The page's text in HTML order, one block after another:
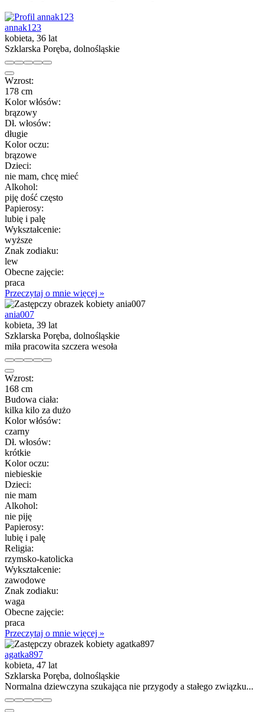
annak123
kobieta, 36 lat
Szklarska Poręba, dolnośląskie
Wzrost:
178 cm
Kolor włósów:
brązowy
Dł. włosów:
długie
Kolor oczu:
brązowe
Dzieci:
nie mam, chcę mieć
Alkohol:
piję dość często
Papierosy:
lubię i palę
Wykształcenie:
wyższe
Znak zodiaku:
lew
Obecne zajęcie:
praca
Przeczytaj o mnie więcej »
ania007
kobieta, 39 lat
Szklarska Poręba, dolnośląskie
miła pracowita szczera wesoła
Wzrost:
168 cm
Budowa ciała:
kilka kilo za dużo
Kolor włósów:
czarny
Dł. włosów:
krótkie
Kolor oczu:
niebieskie
Dzieci:
nie mam
Alkohol:
nie piję
Papierosy:
lubię i palę
Religia:
rzymsko-katolicka
Wykształcenie:
zawodowe
Znak zodiaku:
waga
Obecne zajęcie:
praca
Przeczytaj o mnie więcej »
agatka897
kobieta, 47 lat
Szklarska Poręba, dolnośląskie
Normalna dziewczyna szukająca nie przygody a stałego związku...